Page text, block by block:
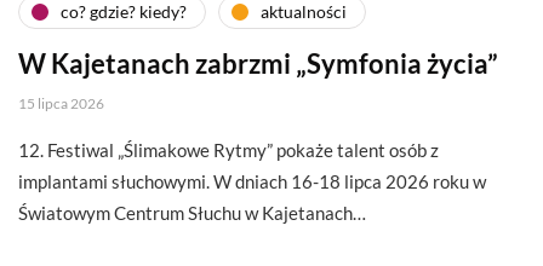
co? gdzie? kiedy? aktualności
W Kajetanach zabrzmi „Symfonia życia”
15 lipca 2026
12. Festiwal „Ślimakowe Rytmy” pokaże talent osób z
implantami słuchowymi. W dniach 16-18 lipca 2026 roku w
Światowym Centrum Słuchu w Kajetanach…